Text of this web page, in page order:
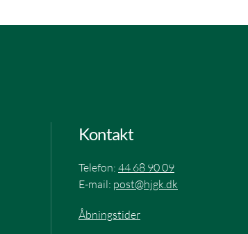
Kontakt
Telefon: 44 68 90 09
E-mail: post@hjgk.dk
Åbningstider